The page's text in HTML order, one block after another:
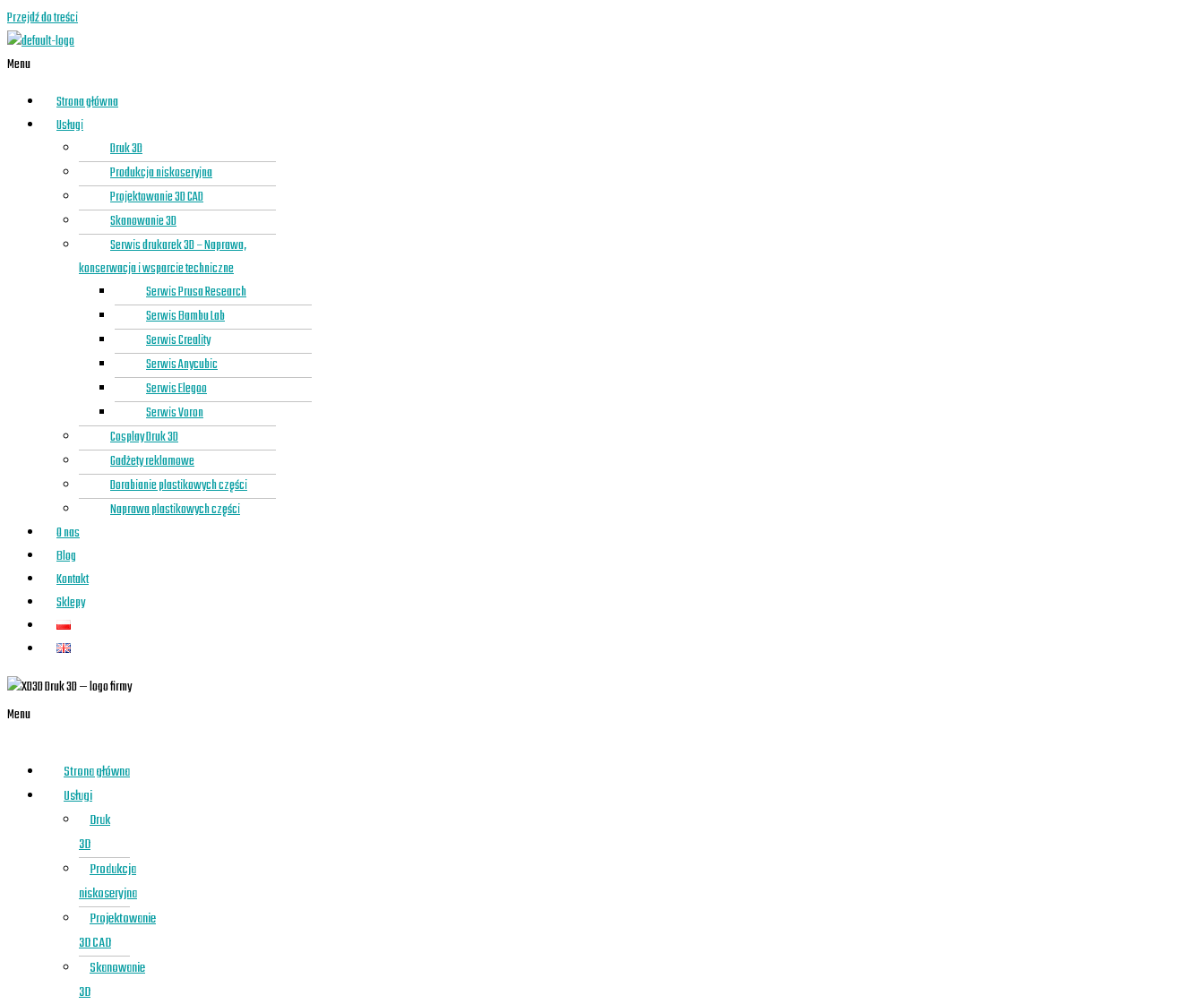
Przejdź do treści
Menu
Strona główna
Usługi
Druk 3D
Produkcja niskoseryjna
Projektowanie 3D CAD
Skanowanie 3D
Serwis drukarek 3D – Naprawa,
konserwacja i wsparcie techniczne
Serwis Prusa Research
Serwis Bambu Lab
Serwis Creality
Serwis Anycubic
Serwis Elegoo
Serwis Voron
Cosplay Druk 3D
Gadżety reklamowe
Dorabianie plastikowych części
Naprawa plastikowych części
O nas
Blog
Kontakt
Sklepy
Menu
Strona główna
Usługi
Druk
3D
Produkcja
niskoseryjna
Projektowanie
3D CAD
Skanowanie
3D